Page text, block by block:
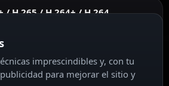
/ H.265 / H.264+ / H.264
imprescindibles y, con tu
para mejorar el sitio y